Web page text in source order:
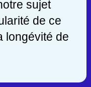
sujet
de ce
longévité de